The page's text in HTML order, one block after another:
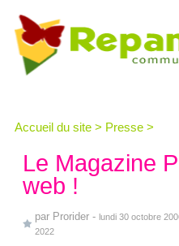
Accueil du site > Presse >
Le Magazine
web !
par Prorider - lundi 30 octobre
2022